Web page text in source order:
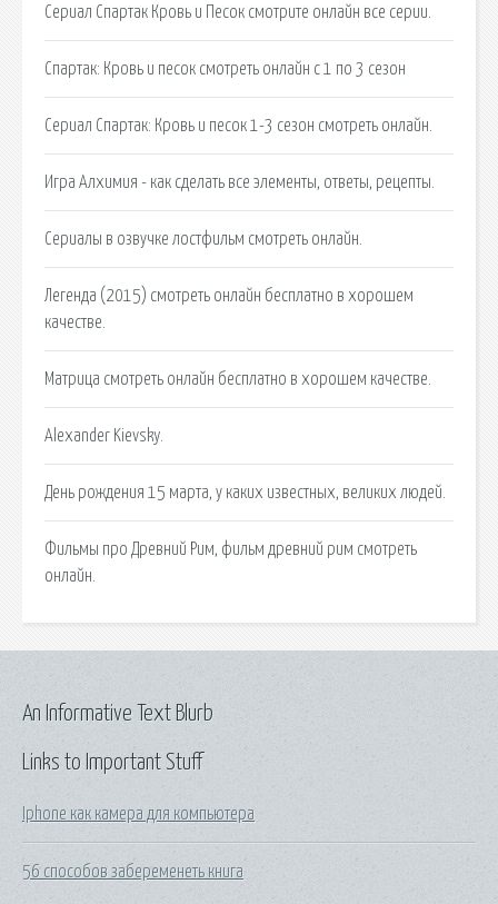
Сериал Спартак Кровь и Песок смотрите онлайн все серии.
Спартак: Кровь и песок смотреть онлайн с 1 по 3 сезон
Сериал Спартак: Кровь и песок 1-3 сезон смотреть онлайн.
Игра Алхимия - как сделать все элементы, ответы, рецепты.
Сериалы в озвучке лостфильм смотреть онлайн.
Легенда (2015) смотреть онлайн бесплатно в хорошем
качестве.
Матрица смотреть онлайн бесплатно в хорошем качестве.
Alexander Kievsky.
День рождения 15 марта, у каких известных, великих людей.
Фильмы про Древний Рим, фильм древний рим смотреть
онлайн.
Links to Important Stuff
Iphone как камера для компьютера
56 способов забеременеть книга
An Informative Text Blurb